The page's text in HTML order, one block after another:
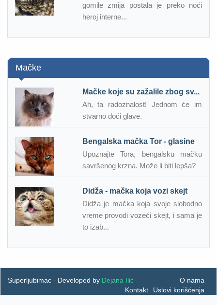
gomile zmija postala je preko noći
heroj interne...
Mačke
Mačke koje su zažalile zbog sv...
Ah, ta radoznalost! Jednom će im
stvarno doći glave.
Bengalska mačka Tor - glasine
Upoznajte Tora, bengalsku mačku
savršenog krzna. Može li biti lepša?
Didža - mačka koja vozi skejt
Didža je mačka koja svoje slobodno
vreme provodi vozeći skejt, i sama je
to izab...
Superljubimac - Developed by Dejana Ilić
O nama
Uslovi korišćenja
Kontakt